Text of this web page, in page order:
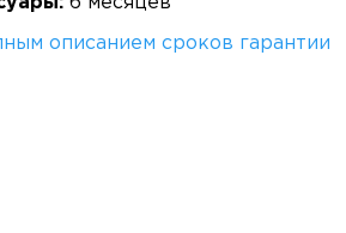
описанием сроков гарантии